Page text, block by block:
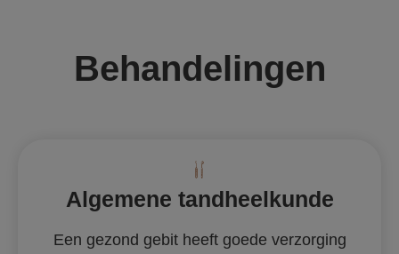
Behandelingen
Algemene tandheelkunde
Een gezond gebit heeft goede verzorging